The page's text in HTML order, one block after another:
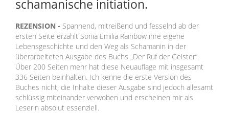
schamanische initiation.
REZENSION - Spannend, mitreißend und fesselnd ab der
ersten Seite erzählt Sonia Emilia Rainbow ihre eigene
Lebensgeschichte und den Weg als Schamanin in der
überarbeiteten Ausgabe des Buchs „Der Ruf der Geister“.
Über 200 Seiten mehr hat diese Neuauflage mit insgesamt
336 Seiten beinhalten. Ich kenne die erste Version des
Buches nicht, die Inhalte dieser Ausgabe sind jedoch allesamt
schlüssig miteinander verwoben und erscheinen mir als
Leserin absolut essenziell.